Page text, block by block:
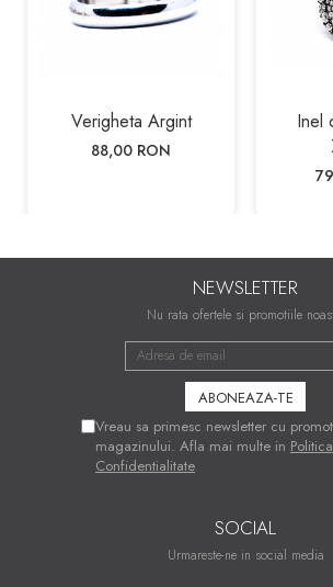
Verigheta Argint
88,00 RON
Inel
NEWSLETTER
Nu rata ofertele si promotiile
Vreau sa primesc newsletter cu
magazinului. Afla mai multe in
Confidentialitate
SOCIAL
Urmareste-ne in social media